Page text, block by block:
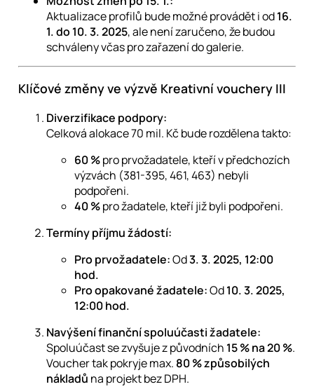
Aktualizace profilů bude možné provádět i od16.
1. do 10. 3. 2025, ale není zaručeno, že budou
schváleny včas pro zařazení do galerie.
Klíčové změny ve výzvě Kreativní vouchery III
Diverzifikace podpory:
Celková alokace 70 mil. Kč bude rozdělena takto:
60 %pro prvožadatele, kteří v předchozích
výzvách (381-395, 461, 463) nebyli
podpořeni.
40 %pro žadatele, kteří již byli podpořeni.
Termíny příjmu žádostí:
Pro prvožadatele:Od3. 3. 2025, 12:00
hod.
Pro opakované žadatele:Od10. 3. 2025,
12:00 hod.
Navýšení finanční spoluúčasti žadatele:
Spoluúčast se zvyšuje z původních 15 % na 20 %.
Voucher tak pokryje max. 80 % způsobilých
nákladů na projekt bez DPH.